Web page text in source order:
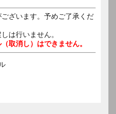
ざいます。予めご了承くだ
は行いません。
取消し）はできません。